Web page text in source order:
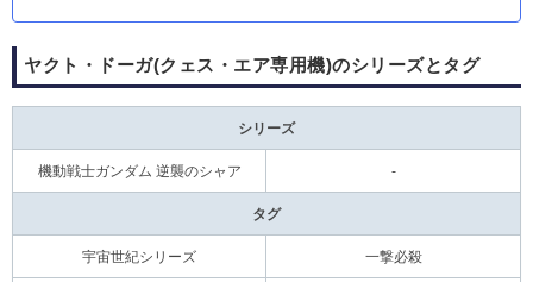
ヤクト・ドーガ(クェス・エア専用機)のシリーズとタグ
シリーズ
機動戦士ガンダム 逆襲のシャア -
タグ
宇宙世紀シリーズ 一撃必殺